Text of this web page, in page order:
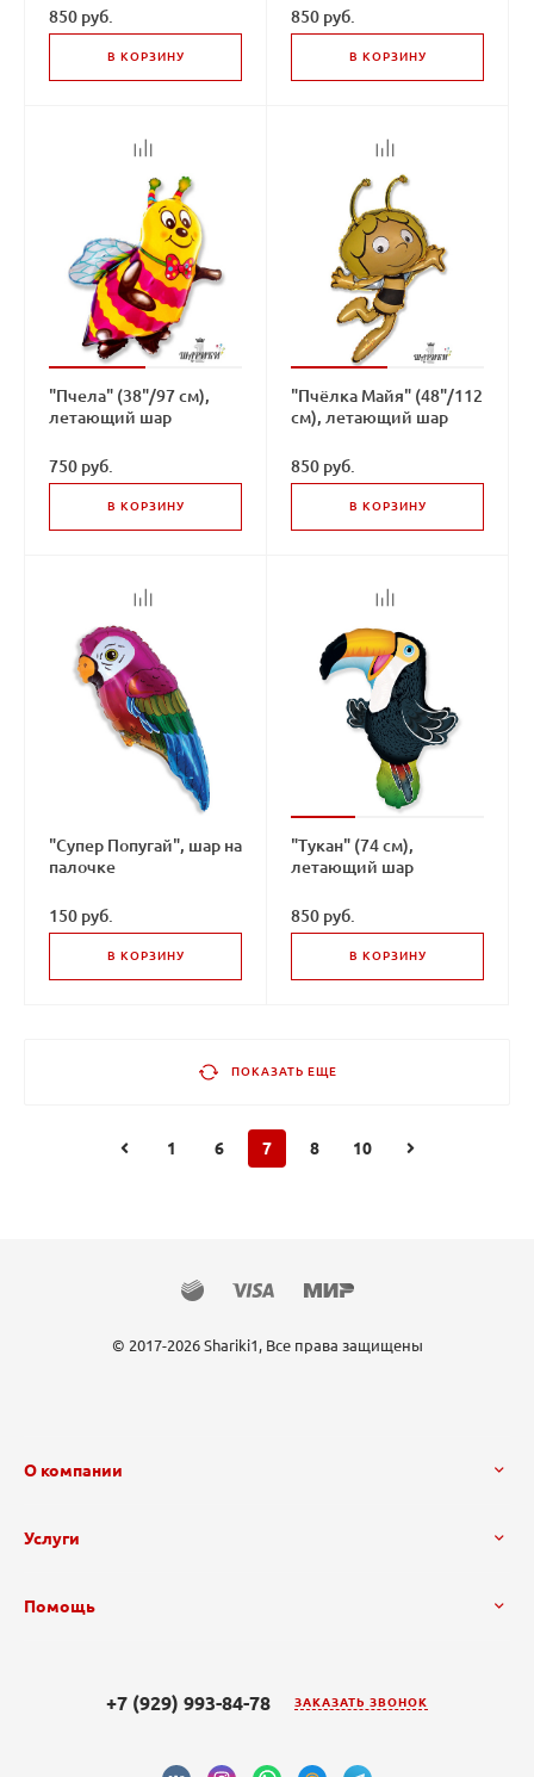
850 руб.
В КОРЗИНУ
850 руб.
В КОРЗИНУ
"Пчела" (38"/97 см),
летающий шар
750 руб.
В КОРЗИНУ
"Пчёлка Майя" (48"/112
см), летающий шар
850 руб.
В КОРЗИНУ
"Супер Попугай", шар на
палочке
150 руб.
В КОРЗИНУ
"Тукан" (74 см),
летающий шар
850 руб.
В КОРЗИНУ
ПОКАЗАТЬ ЕЩЕ
1 6 7 8 10
© 2017-2026 Shariki1, Все права защищены
О компании
Услуги
Помощь
+7 (929) 993-84-78 ЗАКАЗАТЬ ЗВОНОК